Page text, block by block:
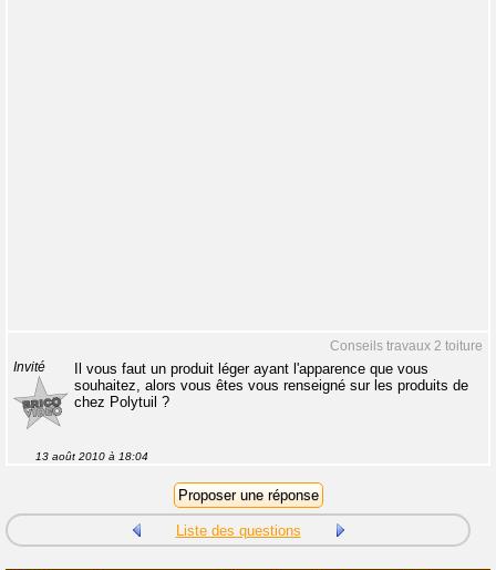
Conseils travaux 2 toiture
Invité
Il vous faut un produit léger ayant l'apparence que vous
souhaitez, alors vous êtes vous renseigné sur les produits de
chez Polytuil ?
13 août 2010 à 18:04
Liste des questions